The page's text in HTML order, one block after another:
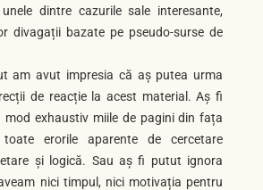
dintre cazurile sale interesante,
divagații bazate pe pseudo-surse de
am avut impresia că aș putea urma
de reacție la acest material. Aș fi
mod exhaustiv miile de pagini din fața
erorile aparente de cercetare
și logică. Sau aș fi putut ignora
nici timpul, nici motivația pentru